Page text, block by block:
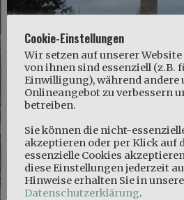
WANDERLUST
Wie kommt man auf den
bewaldeten Schmooksberg mit
Radaranlage der Deutschen
Cookie-Einstellungen
Wir setzen auf unserer
von ihnen sind essenziell (z.B.
Einwilligung), während andere
Onlineangebot zu verbessern
betreiben.
Sie können die nicht-
akzeptieren oder per Klick auf
essenzielle Cookies
diese Einstellungen jederzeit
Hinweise erhalten Sie in
Datenschutzerklärung.